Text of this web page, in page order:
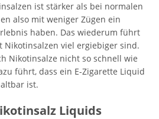
ist stärker als bei normalen
also mit weniger Zügen ein
haben. Das wiederum führt
Nikotinsalzen viel ergiebiger sind.
Nikotinsalze nicht so schnell wie
führt, dass ein E-Zigarette Liquid
ist.
Liquids